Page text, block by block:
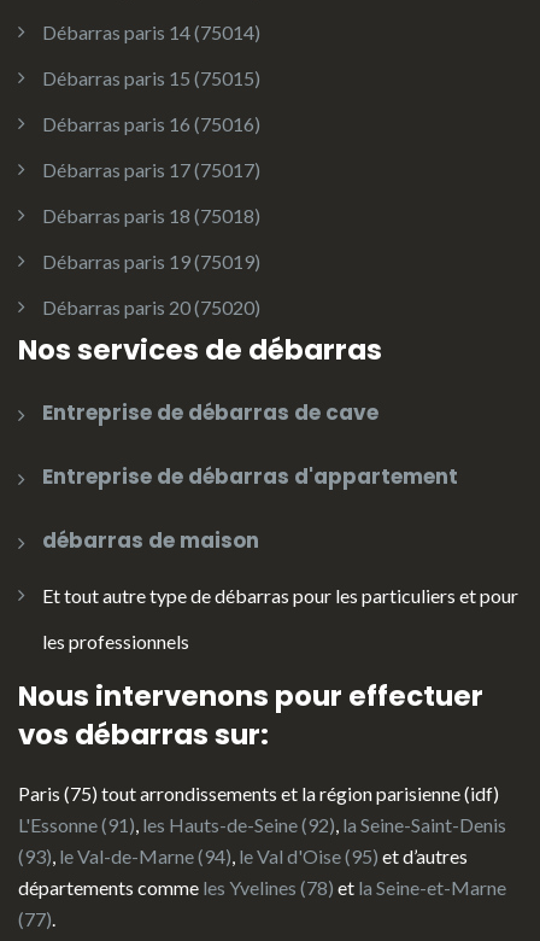
Débarras paris 14 (75014)
Débarras paris 15 (75015)
Débarras paris 16 (75016)
Débarras paris 17 (75017)
Débarras paris 18 (75018)
Débarras paris 19 (75019)
Débarras paris 20 (75020)
Nos services de débarras
Entreprise de débarras de cave
Entreprise de débarras d'appartement
débarras de maison
Et tout autre type de débarras pour les particuliers et pour
les professionnels
Nous intervenons pour effectuer
vos débarras sur:
Paris (75) tout arrondissements et la région parisienne (idf)
L'Essonne (91), les Hauts-de-Seine (92), la Seine-Saint-Denis
(93), le Val-de-Marne (94), le Val d'Oise (95) et d’autres
départements comme les Yvelines (78) et la Seine-et-Marne
(77).